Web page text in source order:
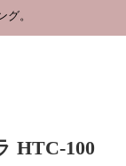
。
HTC-100